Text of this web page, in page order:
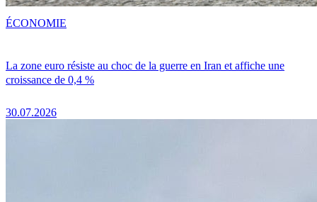
La zone euro résiste au choc de la guerre en Iran et affiche une
croissance de 0,4 %
30.07.2026
ÉCONOMIE